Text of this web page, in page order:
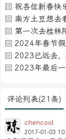
祝各位新春快
南方土豆想去
第一次去桂林
2024年春节
2023已远去
2023年最后一
评论列表(21条)
chencool
2017-01-03